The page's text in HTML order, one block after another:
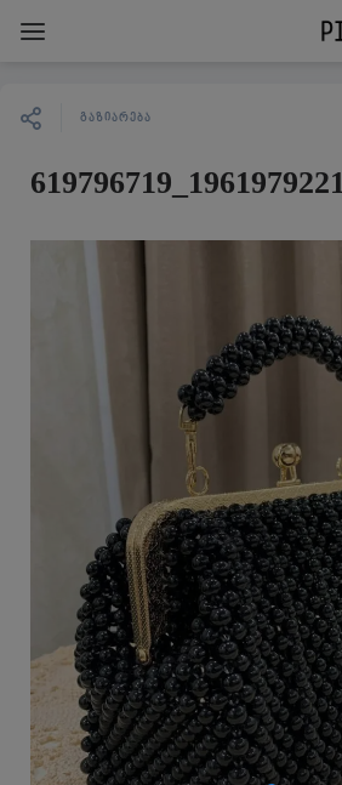
ᲒᲐᲖᲘᲐᲠᲔᲑᲐ